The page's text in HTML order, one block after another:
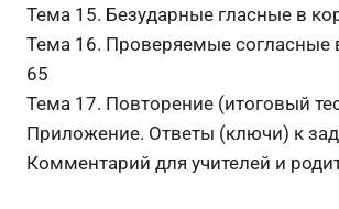
Тема 15. Безударные гласные в
Тема 16. Проверяемые согласные
65
Тема 17. Повторение (итоговый
Приложение. Ответы (ключи) к
Комментарий для учителей и